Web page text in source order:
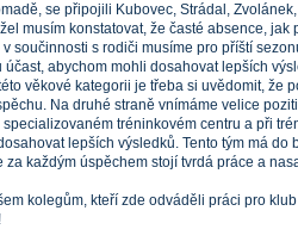
se připojili Kubovec, Strádal,
musím konstatovat, že časté absence, jak
součinnosti s rodiči musíme pro příští
abychom mohli dosahovat lepších
věkové kategorii je třeba si uvědomit, že
Na druhé straně vnímáme velice
tréninkovém centru a při
lepších výsledků. Tento tým má do
každým úspěchem stojí tvrdá práce a
kolegům, kteří zde odváděli práci pro